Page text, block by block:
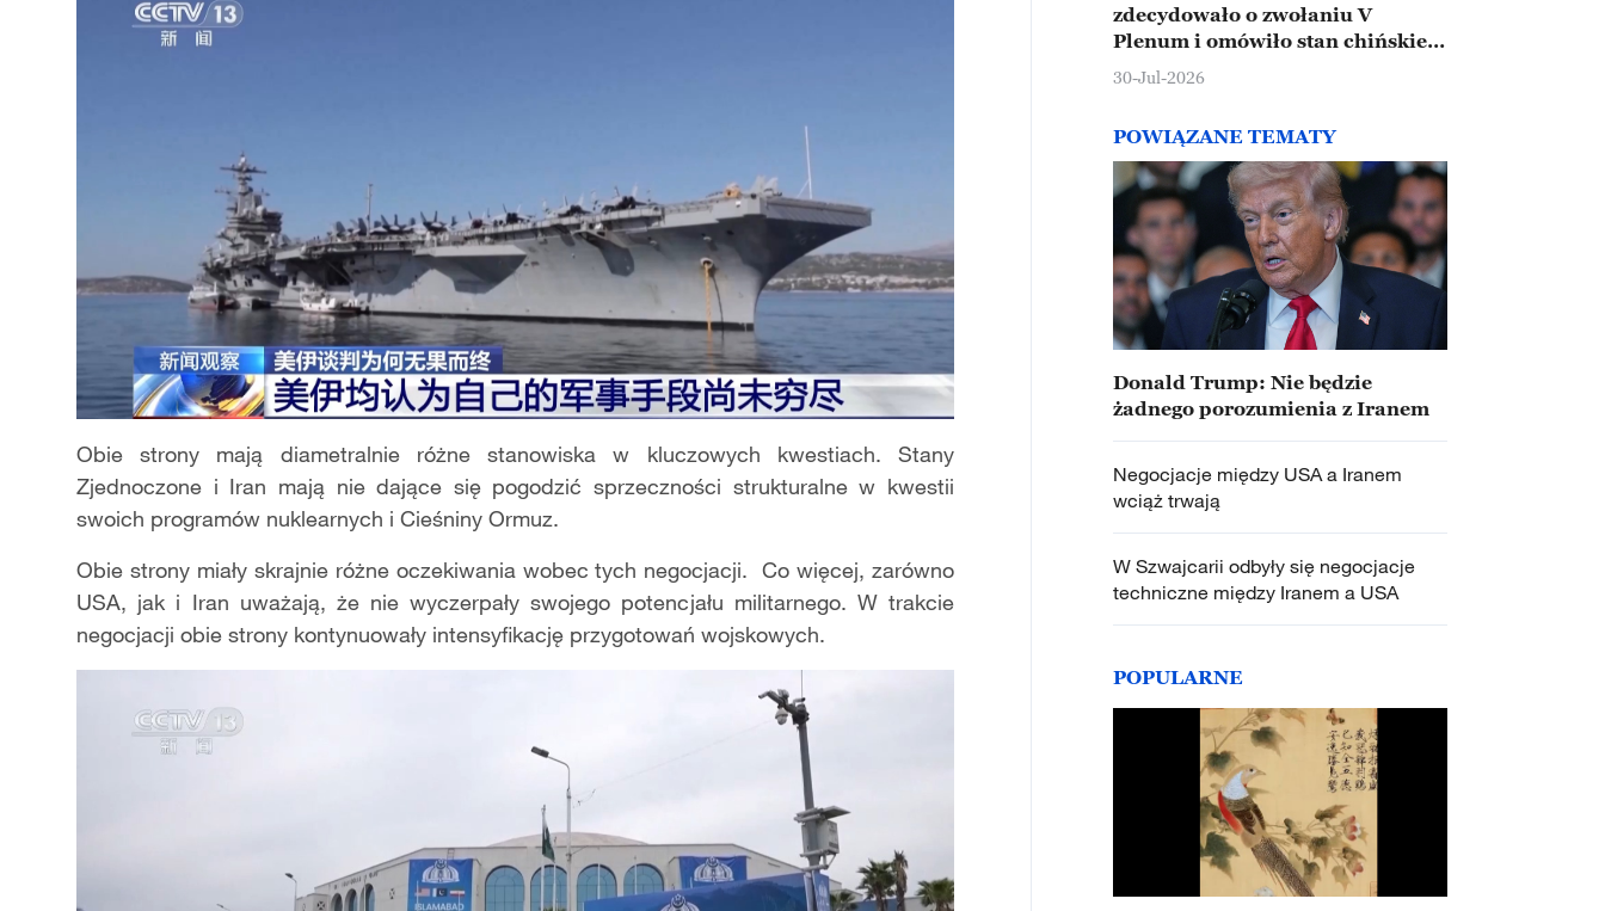
Obie strony mają diametralnie różne stanowiska w kluczowych kwestiach. Stany
Zjednoczone i Iran mają nie dające się pogodzić sprzeczności strukturalne w kwestii
swoich programów nuklearnych i Cieśniny Ormuz.
Obie strony miały skrajnie różne oczekiwania wobec tych negocjacji. Co więcej, zarówno
USA, jak i Iran uważają, że nie wyczerpały swojego potencjału militarnego. W trakcie
negocjacji obie strony kontynuowały intensyfikację przygotowań wojskowych.
zdecydowało o zwołaniu V
Plenum i omówiło stan chińskiej
gospodarki
30-Jul-2026
POWIĄZANE TEMATY
Donald Trump: Nie będzie
żadnego porozumienia z Iranem
Negocjacje między USA a Iranem
wciąż trwają
W Szwajcarii odbyły się negocjacje
techniczne między Iranem a USA
POPULARNE